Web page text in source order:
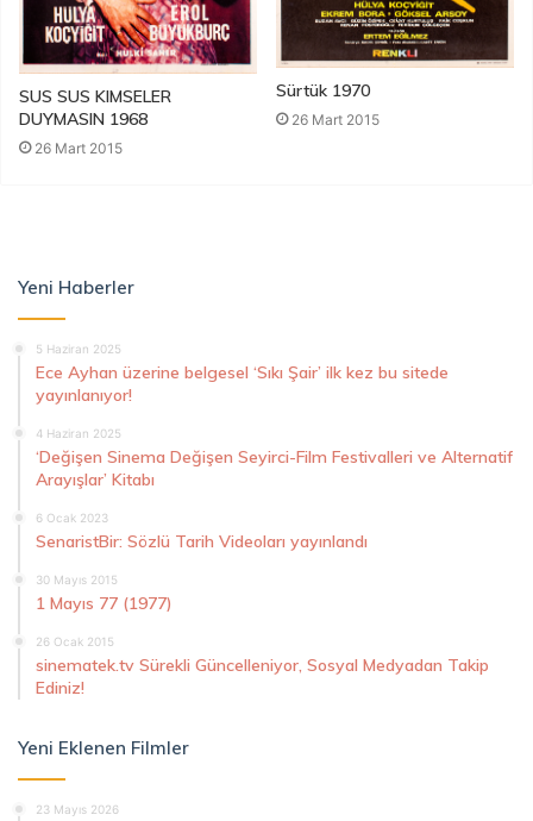
SUS SUS KIMSELER
DUYMASIN 1968
26 Mart 2015
Sürtük 1970
26 Mart 2015
Yeni Haberler
5 Haziran 2025
Ece Ayhan üzerine belgesel ‘Sıkı Şair’ ilk kez bu sitede
yayınlanıyor!
4 Haziran 2025
‘Değişen Sinema Değişen Seyirci-Film Festivalleri ve Alternatif
Arayışlar’ Kitabı
6 Ocak 2023
SenaristBir: Sözlü Tarih Videoları yayınlandı
30 Mayıs 2015
1 Mayıs 77 (1977)
26 Ocak 2015
sinematek.tv Sürekli Güncelleniyor, Sosyal Medyadan Takip
Ediniz!
Yeni Eklenen Filmler
23 Mayıs 2026